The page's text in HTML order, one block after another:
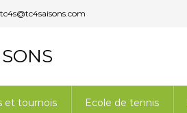
et tournois Ecole de tennis